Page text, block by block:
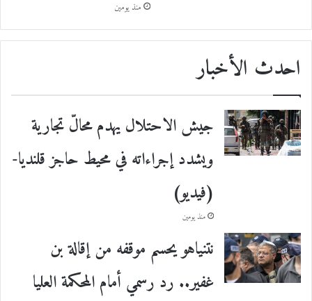
منذ يومين
احدث الأخبار
جيش الاحتلال يهدم محالّ تجارية
ويشدد إجراءاته في محيط حاجز قلنديا-
(فيديو)
منذ يومين
نتنياهو يحسم موقفه من إقالة بن
غفير.. رد رسمي أمام المحكمة العليا